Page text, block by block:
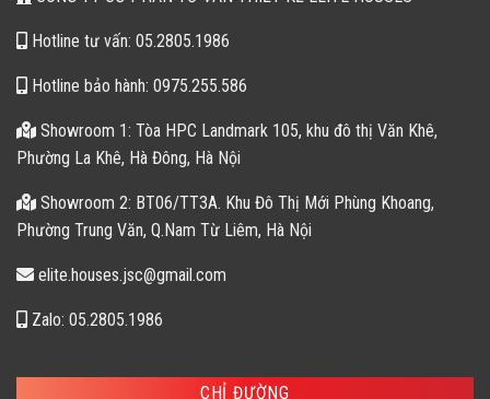
Hotline tư vấn: 05.2805.1986
Hotline bảo hành: 0975.255.586
Showroom 1: Tòa HPC Landmark 105, khu đô thị Văn Khê,
Phường La Khê, Hà Đông, Hà Nội
Showroom 2: BT06/TT3A. Khu Đô Thị Mới Phùng Khoang,
Phường Trung Văn, Q.Nam Từ Liêm, Hà Nội
elite.houses.jsc@gmail.com
Zalo: 05.2805.1986
CHỈ ĐƯỜNG